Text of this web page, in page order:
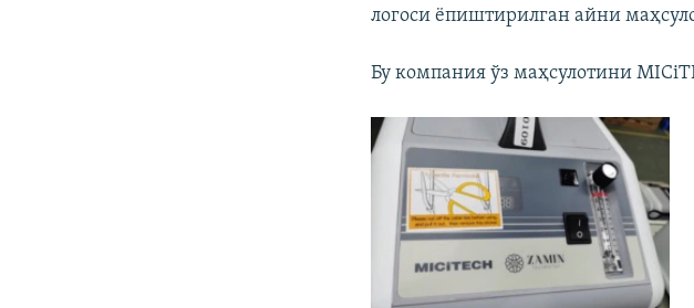
логоси ëпиштирилган айни
Бу компания ўз маҳсулотини